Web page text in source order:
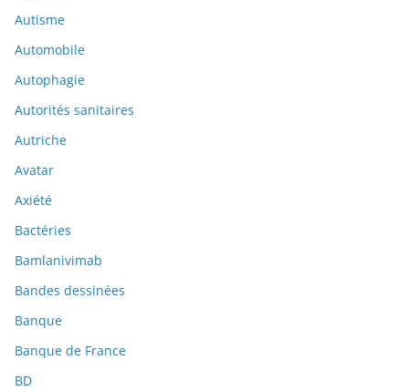
Autisme
Automobile
Autophagie
Autorités sanitaires
Autriche
Avatar
Axiété
Bactéries
Bamlanivimab
Bandes dessinées
Banque
Banque de France
BD